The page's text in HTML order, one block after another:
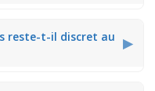
tête de chat avec
subtile, offrant un
reste-t-il discret au ▶